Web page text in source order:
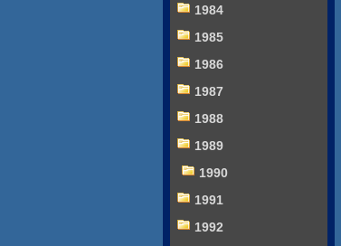
1984
1985
1986
1987
1988
1989
1990
1991
1992